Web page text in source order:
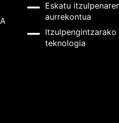
Eskatu
aurrekontua
Itzulpengintzarako
teknologia